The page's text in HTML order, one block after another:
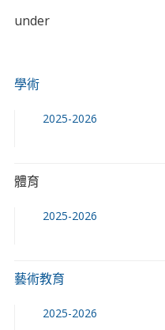
學術
2025-2026
體育
2025-2026
藝術教育
2025-2026
under